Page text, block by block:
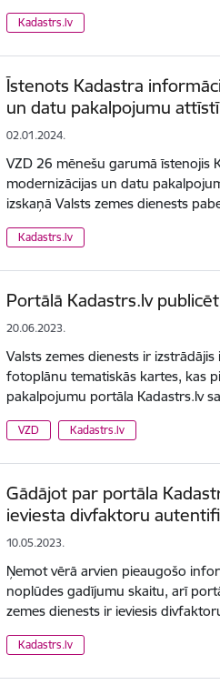
Kadastrs.lv
Īstenots Kadastra
un datu pakalpojumu
02.01.2024.
VZD 26 mēnešu garumā īstenojis
modernizācijas un datu
izskaņā Valsts zemes dienests
Kadastrs.lv
Portālā Kadastrs.lv
20.06.2023.
Valsts zemes dienests ir
fotoplānu tematiskās kartes, kas
pakalpojumu portāla Kadastrs.lv
VZD Kadastrs.lv
Gādājot par portāla
ieviesta divfaktoru
10.05.2023.
Ņemot vērā arvien pieaugošo
noplūdes gadījumu skaitu, arī
zemes dienests ir ieviesis
Kadastrs.lv